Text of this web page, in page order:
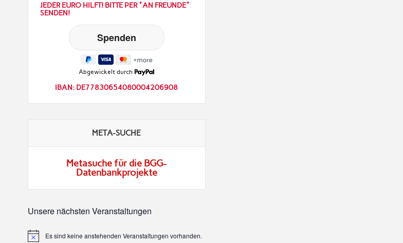
JEDER EURO HILFT! BITTE PER "AN FREUNDE"
SENDEN!
Abgewickelt durch
IBAN: DE77830654080004206908
META-SUCHE
Metasuche für die BGG-
Datenbankprojekte
Unsere nächsten Veranstaltungen
HinweisEs sind keine anstehenden Veranstaltungen vorhanden.